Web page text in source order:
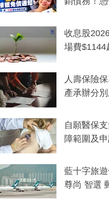
一度被誤
收息股
場費$1144
人壽保險
產承辦分
自願醫保
障範圍及
藍十字旅
尊尚 智選